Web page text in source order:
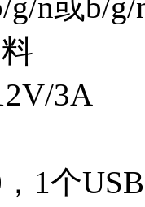
3A
1个